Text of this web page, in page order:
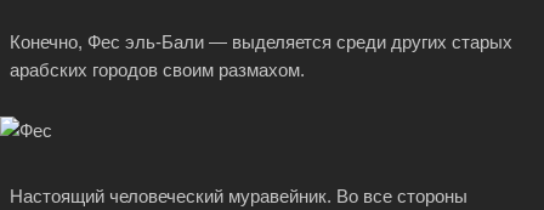
Конечно, Фес эль-Бали — выделяется среди других старых
арабских городов своим размахом.
Настоящий человеческий муравейник. Во все стороны